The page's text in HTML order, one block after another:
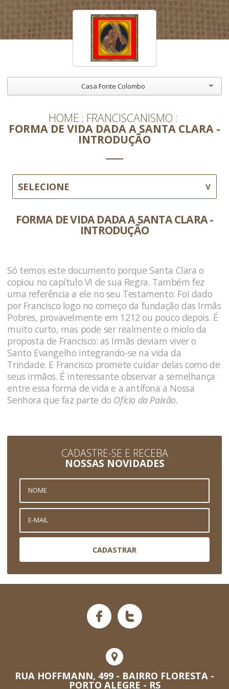
Casa Fonte Colombo
HOME FRANCISCANISMO
FORMA DE VIDA DADA A SANTA CLARA -
INTRODUÇÃO
SELECIONE
FORMA DE VIDA DADA A SANTA CLARA -
INTRODUÇÃO
Só temos este documento porque Santa Clara o
copiou no capítulo VI de sua Regra. Também fez
uma referência a ele no seu Testamento. Foi dado
por Francisco logo no começo da fundação das Irmãs
Pobres, provavelmente em 1212 ou pouco depois. É
muito curto, mas pode ser realmente o miolo da
proposta de Francisco: as Irmãs deviam viver o
Santo Evangelho integrando-se na vida da
Trindade. E Francisco promete cuidar delas como de
seus irmãos. É interessante observar a semelhança
entre essa forma de vida e a antífona a Nossa
Senhora que faz parte do Ofício da Paixão.
CADASTRE-SE E RECEBA
NOSSAS NOVIDADES
CADASTRAR
RUA HOFFMANN, 499 - BAIRRO FLORESTA -
PORTO ALEGRE - RS